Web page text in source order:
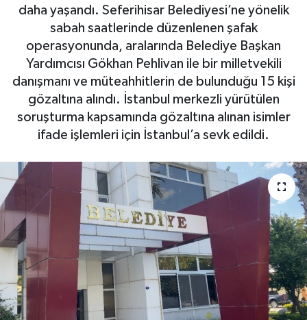
daha yaşandı. Seferihisar Belediyesi’ne yönelik
sabah saatlerinde düzenlenen şafak
operasyonunda, aralarında Belediye Başkan
Yardımcısı Gökhan Pehlivan ile bir milletvekili
danışmanı ve müteahhitlerin de bulunduğu 15 kişi
gözaltına alındı. İstanbul merkezli yürütülen
soruşturma kapsamında gözaltına alınan isimler
ifade işlemleri için İstanbul’a sevk edildi.